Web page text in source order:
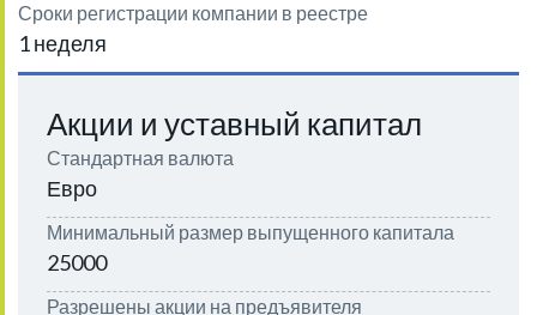
Сроки регистрации компании в реестре
1 неделя
Акции и уставный капитал
Стандартная валюта
Евро
Минимальный размер выпущенного капитала
25000
Разрешены акции на предъявителя